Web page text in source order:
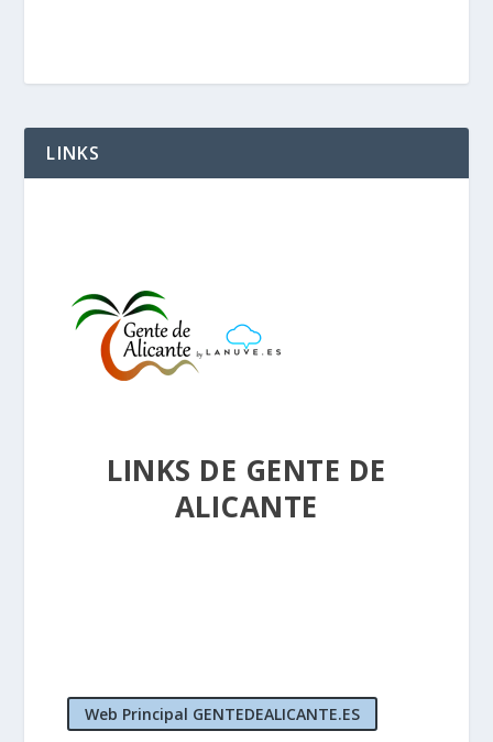
LINKS
LINKS DE GENTE DE
ALICANTE
Web Principal GENTEDEALICANTE.ES